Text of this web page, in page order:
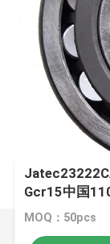
Gcr15中国
MOQ：50pcs